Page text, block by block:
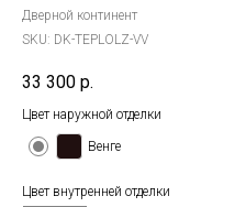
Дверной континент
SKU: DK-TEPLOLZ-VV
33 300 р.
Цвет наружной отделки
Венге
Цвет внутренней отделки